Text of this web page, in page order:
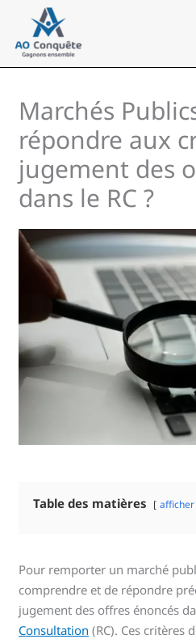
contenu
Marchés
répondre aux
jugement des
dans le RC ?
Table des matières afficher
Pour remporter un marché
comprendre et de répondre
jugement des offres énoncés
Consultation (RC). Ces critères